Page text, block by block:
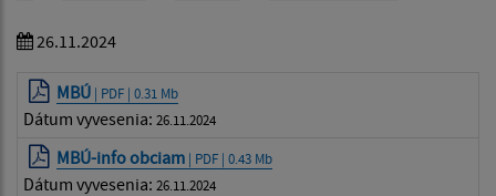
26.11.2024
MBÚ | PDF | 0.31 Mb
Dátum vyvesenia: 26.11.2024
MBÚ-info obciam | PDF | 0.43 Mb
Dátum vyvesenia: 26.11.2024